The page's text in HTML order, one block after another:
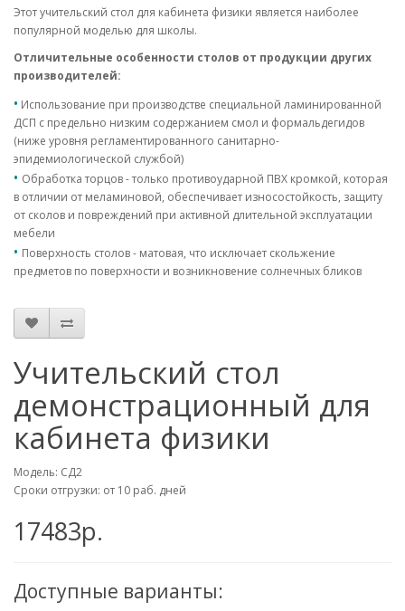
Этот учительский стол для кабинета физики является наиболее
популярной моделью для школы.
Отличительные особенности столов от продукции других
производителей:
• Использование при производстве специальной ламинированной
ДСП с предельно низким содержанием смол и формальдегидов
(ниже уровня регламентированного санитарно-
эпидемиологической службой)
• Обработка торцов - только противоударной ПВХ кромкой, которая
в отличии от меламиновой, обеспечивает износостойкость, защиту
от сколов и повреждений при активной длительной эксплуатации
мебели
• Поверхность столов - матовая, что исключает скольжение
предметов по поверхности и возникновение солнечных бликов
Учительский стол
демонстрационный для
кабинета физики
Модель: СД2
Сроки отгрузки: от 10 раб. дней
17483р.
Доступные варианты: